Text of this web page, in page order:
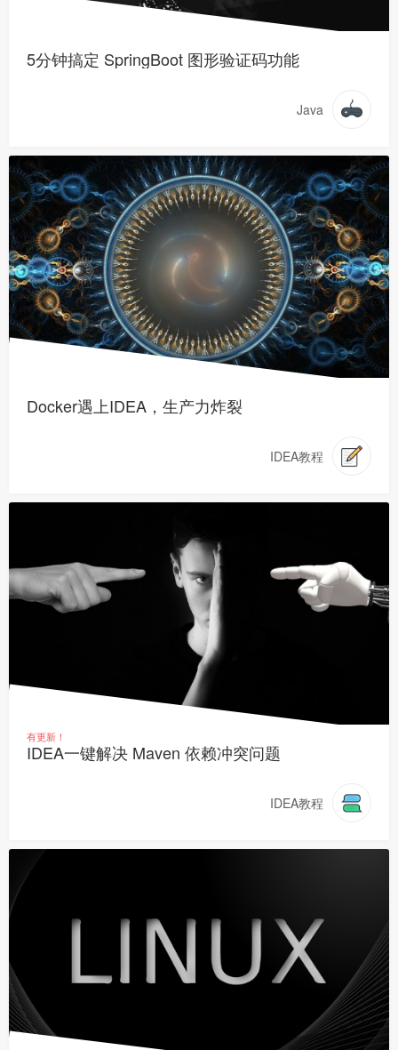
5分钟搞定 SpringBoot 图形验证码功能
Java
Docker遇上IDEA，生产力炸裂
IDEA教程
有更新！
IDEA一键解决 Maven 依赖冲突问题
IDEA教程